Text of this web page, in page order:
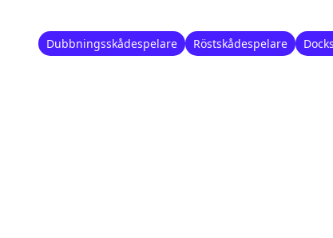
Dubbningsskådespelare Röstskådespelare